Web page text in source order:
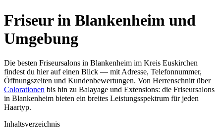
Friseur in Blankenheim und
Umgebung
Die besten Friseursalons in Blankenheim im Kreis Euskirchen
findest du hier auf einen Blick — mit Adresse, Telefonnummer,
Öffnungszeiten und Kundenbewertungen. Von Herrenschnitt über
Colorationen bis hin zu Balayage und Extensions: die Friseursalons
in Blankenheim bieten ein breites Leistungsspektrum für jeden
Haartyp.
Inhaltsverzeichnis